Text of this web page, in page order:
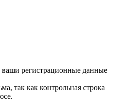
ваши регистрационные данные
так как контрольная строка